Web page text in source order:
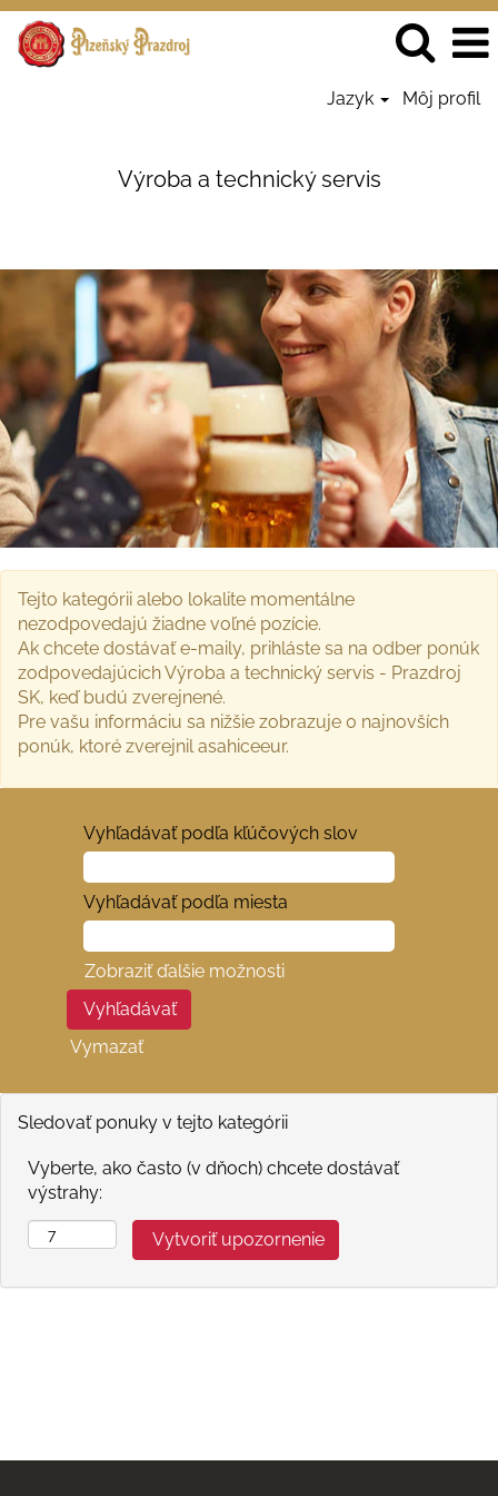
Jazyk Môj profil
Prazdroj
SK
Výroba a technický servis
Tejto kategórii alebo lokalite momentálne
nezodpovedajú žiadne voľné pozície.
Ak chcete dostávať e-maily, prihláste sa na odber ponúk
zodpovedajúcich Výroba a technický servis - Prazdroj
SK, keď budú zverejnené.
Pre vašu informáciu sa nižšie zobrazuje 0 najnovších
ponúk, ktoré zverejnil asahiceeur.
Vyhľadávať podľa kľúčových slov
Vyhľadávať podľa miesta
Zobraziť ďalšie možnosti
Vymazať
Sledovať ponuky v tejto kategórii
Vyberte, ako často (v dňoch) chcete dostávať
výstrahy: